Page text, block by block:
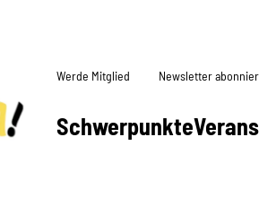
Schwerpunkte
Werde Mitglied Newsletter